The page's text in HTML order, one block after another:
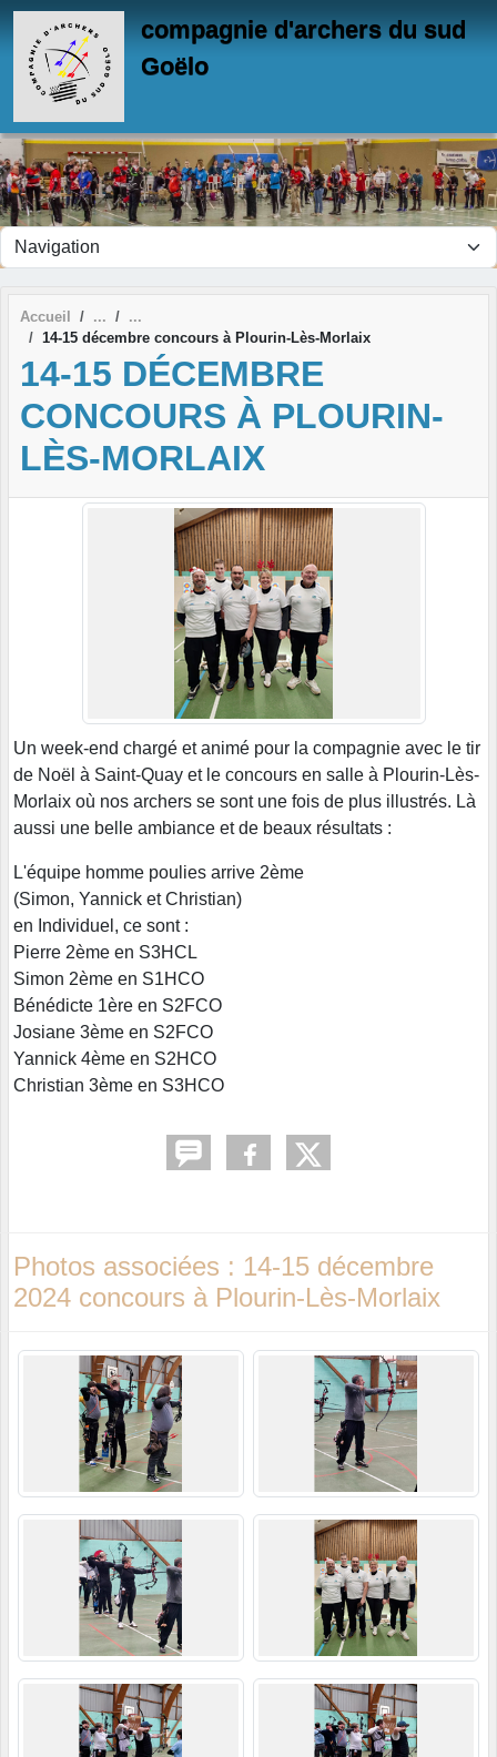
compagnie d'archers du sud
Goëlo
Accueil
14-15 décembre concours à Plourin-Lès-Morlaix
14-15 DÉCEMBRE
CONCOURS À PLOURIN-
LÈS-MORLAIX
Un week-end chargé et animé pour la compagnie avec le tir
de Noël à Saint-Quay et le concours en salle à Plourin-Lès-
Morlaix où nos archers se sont une fois de plus illustrés. Là
aussi une belle ambiance et de beaux résultats :
L'équipe homme poulies arrive 2ème
(Simon, Yannick et Christian)
en Individuel, ce sont :
Pierre 2ème en S3HCL
Simon 2ème en S1HCO
Bénédicte 1ère en S2FCO
Josiane 3ème en S2FCO
Yannick 4ème en S2HCO
Christian 3ème en S3HCO
Photos associées : 14-15 décembre
2024 concours à Plourin-Lès-Morlaix
Panneau de gestion des cookies